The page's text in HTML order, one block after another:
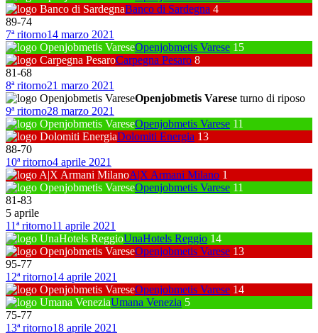
Banco di Sardegna 4
89-74
7ª ritorno14 marzo 2021
Openjobmetis Varese 15
Carpegna Pesaro 8
81-68
8ª ritorno21 marzo 2021
Openjobmetis Varese turno di riposo
9ª ritorno28 marzo 2021
Openjobmetis Varese 11
Dolomiti Energia 13
88-70
10ª ritorno4 aprile 2021
A|X Armani Milano 1
Openjobmetis Varese 11
81-83
5 aprile
11ª ritorno11 aprile 2021
UnaHotels Reggio 14
Openjobmetis Varese 13
95-77
12ª ritorno14 aprile 2021
Openjobmetis Varese 14
Umana Venezia 5
75-77
13ª ritorno18 aprile 2021